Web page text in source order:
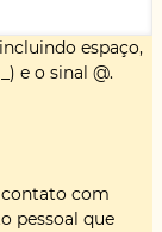
espaço,
e o sinal @.
com
pessoal que